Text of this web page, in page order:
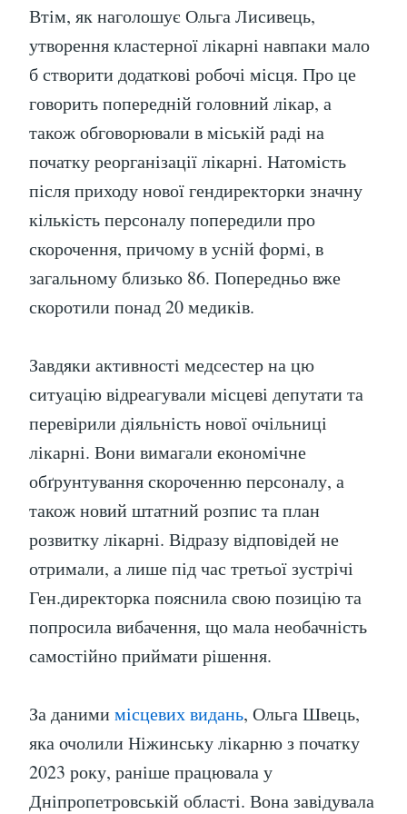
Втім, як наголошує Ольга Лисивець,
утворення кластерної лікарні навпаки мало
б створити додаткові робочі місця. Про це
говорить попередній головний лікар, а
також обговорювали в міській раді на
початку реорганізації лікарні. Натомість
після приходу нової гендиректорки значну
кількість персоналу попередили про
скорочення, причому в усній формі, в
загальному близько 86. Попередньо вже
скоротили понад 20 медиків.
Завдяки активності медсестер на цю
ситуацію відреагували місцеві депутати та
перевірили діяльність нової очільниці
лікарні. Вони вимагали економічне
обґрунтування скороченню персоналу, а
також новий штатний розпис та план
розвитку лікарні. Відразу відповідей не
отримали, а лише під час третьої зустрічі
Ген.директорка пояснила свою позицію та
попросила вибачення, що мала необачність
самостійно приймати рішення.
За даними місцевих видань, Ольга Швець,
яка очолили Ніжинську лікарню з початку
2023 року, раніше працювала у
Дніпропетровській області. Вона завідувала